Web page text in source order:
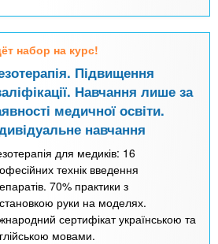
набор на курс!
Підвищення
Навчання лише за
медичної освіти.
навчання
для медиків: 16
технік введення
70% практики з
руки на моделях.
сертифікат українською та
мовами.